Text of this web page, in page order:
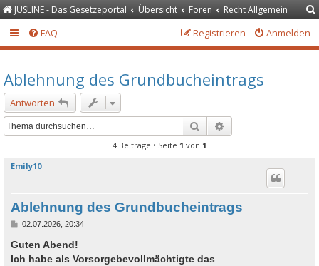
JUSLINE - Das Gesetzeportal Übersicht Foren Recht Allgemein
FAQ Anmelden
Registrieren
Ablehnung des Grundbucheintrags
Antworten
Suche
4 Beiträge • Seite 1 von 1
Emily10
Ablehnung des Grundbucheintrags
B
i
t
r
02.07.2026, 20:34
Guten Abend!
Ich habe als Vorsorgebevollmächtigte das